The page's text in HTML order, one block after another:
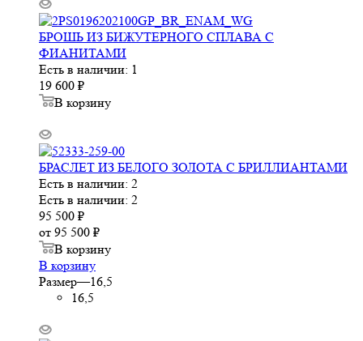
БРОШЬ ИЗ БИЖУТЕРНОГО СПЛАВА С
ФИАНИТАМИ
Есть в наличии: 1
19 600 ₽
В корзину
БРАСЛЕТ ИЗ БЕЛОГО ЗОЛОТА С БРИЛЛИАНТАМИ
Есть в наличии: 2
Есть в наличии: 2
95 500 ₽
от 95 500 ₽
В корзину
В корзину
Размер—16,5
16,5